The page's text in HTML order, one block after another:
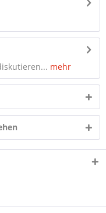
mehr